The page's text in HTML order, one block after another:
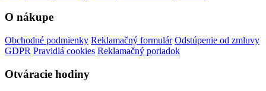
O nákupe
Obchodné podmienky Reklamačný formulár Odstúpenie od zmluvy
GDPR Pravidlá cookies Reklamačný poriadok
Otváracie hodiny